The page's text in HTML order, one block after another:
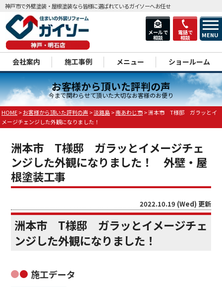
メールで
相談
電話で
相談 MENU
神戸市で外壁塗装・屋根塗装なら皆様に選ばれているガイソーへお任せ
会社案内 施工事例 メニュー ショールーム
お客様から頂いた評判の声
今まで関わらせて頂いた大切なお客様のお便り
HOME>お客様から頂いた評判の声 >淡路島>南あわじ市>洲本市 T様邸 ガラッとイ
メージチェンジした外観になりました！
洲本市 T様邸 ガラッとイメージチェ
ンジした外観になりました！ 外壁・屋
根塗装工事
2022.10.19 (Wed) 更新
洲本市 T様邸 ガラッとイメージチェ
ンジした外観になりました！
施工データ